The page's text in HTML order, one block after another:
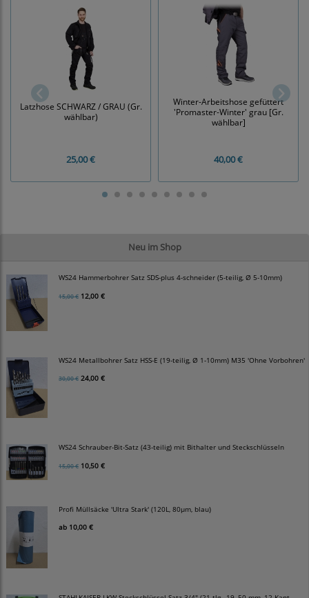
Neu im Shop
WS24 Hammerbohrer Satz SDS-plus 4-schneider (5-teilig, Ø 5-10mm)
15,00 € 12,00 €
WS24 Metallbohrer Satz HSS-E (19-teilig, Ø 1-10mm) M35 'Ohne Vorbohren'
30,00 € 24,00 €
WS24 Schrauber-Bit-Satz (43-teilig) mit Bithalter und Steckschlüsseln
15,00 € 10,50 €
Profi Müllsäcke 'Ultra Stark' (120L, 80µm, blau)
ab 10,00 €
Latzhose SCHWARZ / GRAU (Gr.
wählbar)
25,00 €
Winter-Arbeitshose gefüttert
'Promaster-Winter' grau [Gr.
wählbar]
40,00 €